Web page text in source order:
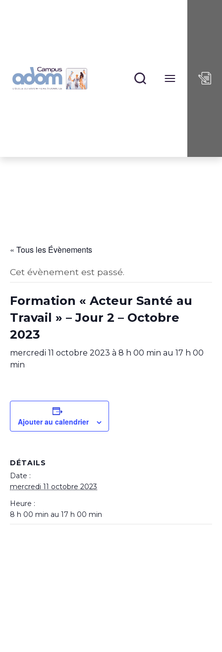
« Tous les Évènements
Cet évènement est passé.
Formation « Acteur Santé au
Travail » – Jour 2 – Octobre
2023
mercredi 11 octobre 2023 à 8 h 00 min au 17 h 00
min
Ajouter au calendrier
DÉTAILS
Date :
mercredi 11 octobre 2023
Heure :
8 h 00 min au 17 h 00 min